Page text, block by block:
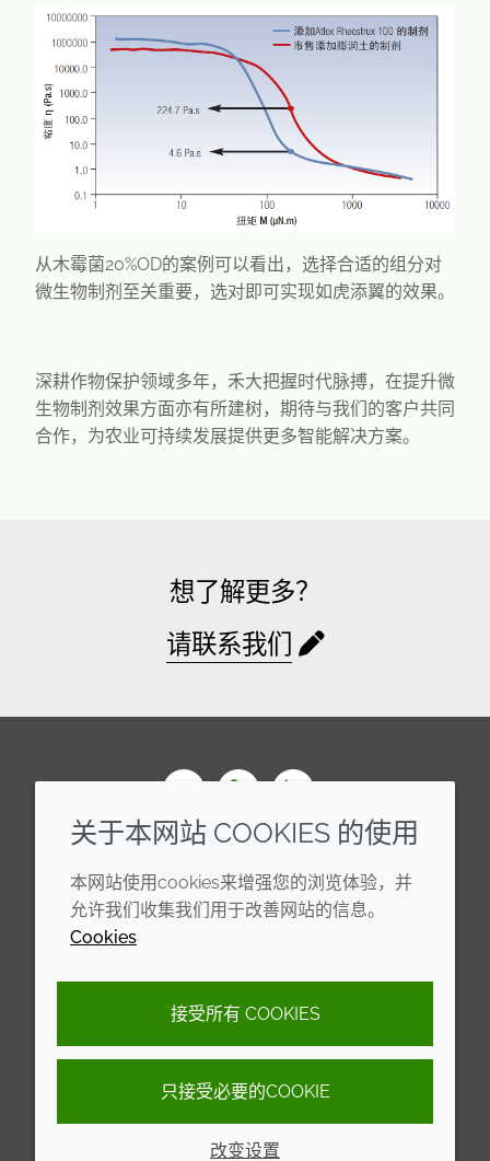
从木霉菌20%OD的案例可以看出，选择合适的组分对
微生物制剂至关重要，选对即可实现如虎添翼的效果。
深耕作物保护领域多年，禾大把握时代脉搏，在提升微
生物制剂效果方面亦有所建树，期待与我们的客户共同
合作，为农业可持续发展提供更多智能解决方案。
想了解更多？
请联系我们
企业
年度报告
可持续发展报告
禾大集团
法律信息
条款和条件
隐私政策
可访问性声明
© 2026 Croda International Plc
沪ICP备2020025271号-13
关于本网站 COOKIES 的使用
本网站使用cookies来增强您的浏览体验，并
允许我们收集我们用于改善网站的信息。
Cookies
接受所有 COOKIES
只接受必要的COOKIE
改变设置